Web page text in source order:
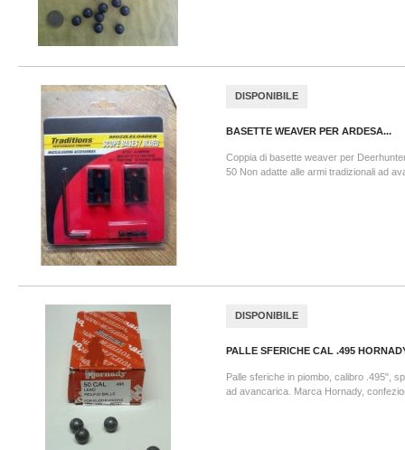
DISPONIBILE
BASETTE WEAVER PER ARDESA...
Coppia di basette weaver per
50 Non adatte alle armi tradizionali ad
DISPONIBILE
PALLE SFERICHE CAL .495
Palle sferiche in piombo, calibro .495",
ad avancarica. Marca Hornady,